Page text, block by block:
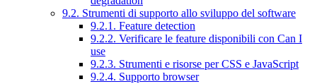
9.2. Strumenti di supporto allo sviluppo del software
9.2.1. Feature detection
9.2.2. Verificare le feature disponibili con Can I
use
9.2.3. Strumenti e risorse per CSS e JavaScript
9.2.4. Supporto browser